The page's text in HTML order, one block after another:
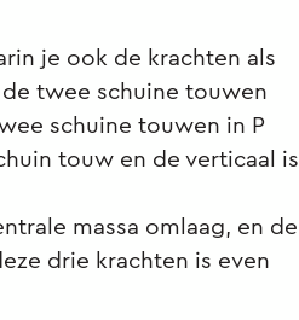
je ook de krachten als
twee schuine touwen
schuine touwen in P
touw en de verticaal is
massa omlaag, en de
drie krachten is even